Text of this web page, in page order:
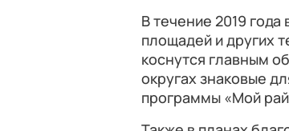
В течение 2019
площадей и других
коснутся главным
округах знаковые
программы «Мой